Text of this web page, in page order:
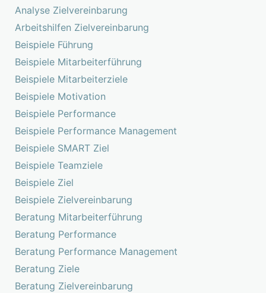
Analyse Zielvereinbarung
Arbeitshilfen Zielvereinbarung
Beispiele Führung
Beispiele Mitarbeiterführung
Beispiele Mitarbeiterziele
Beispiele Motivation
Beispiele Performance
Beispiele Performance Management
Beispiele SMART Ziel
Beispiele Teamziele
Beispiele Ziel
Beispiele Zielvereinbarung
Beratung Mitarbeiterführung
Beratung Performance
Beratung Performance Management
Beratung Ziele
Beratung Zielvereinbarung